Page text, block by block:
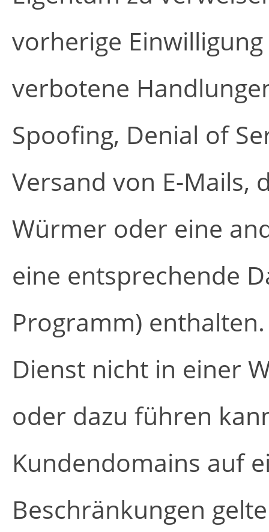
vorherige
verbotene
Spoofing, Denial of
Versand von E-Mails,
Würmer oder eine
eine entsprechende
Programm)
Dienst nicht in einer
oder dazu führen
Kundendomains auf
Beschränkungen